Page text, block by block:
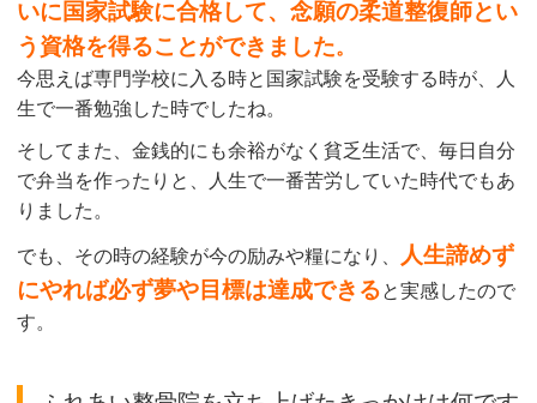
いに国家試験に合格して、念願の柔道整復師とい
う資格を得ることができました。
今思えば専門学校に入る時と国家試験を受験する時が、人
生で一番勉強した時でしたね。
そしてまた、金銭的にも余裕がなく貧乏生活で、毎日自分
で弁当を作ったりと、人生で一番苦労していた時代でもあ
りました。
でも、その時の経験が今の励みや糧になり、
人生諦めず
にやれば必ず夢や目標は達成できると実感したので
す。